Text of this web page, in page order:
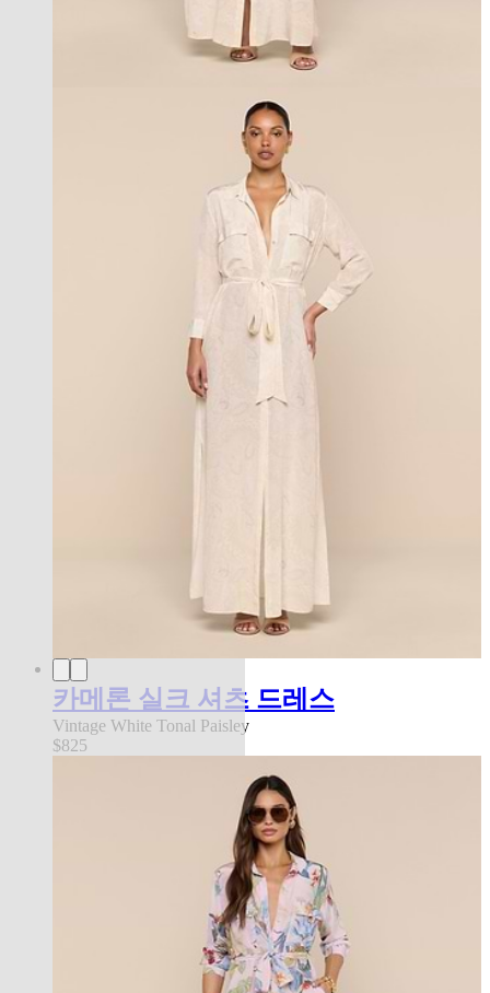
카메론 실크 셔츠 드레스
Vintage White Tonal Paisley
$825